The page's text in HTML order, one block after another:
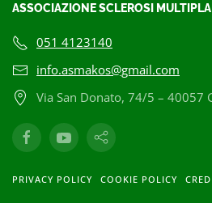
ASSOCIAZIONE SCLEROSI
051 4123140
info.asmakos@gmail.com
Via San Donato, 74/5 – 40057
PRIVACY POLICY COOKIE POLICY